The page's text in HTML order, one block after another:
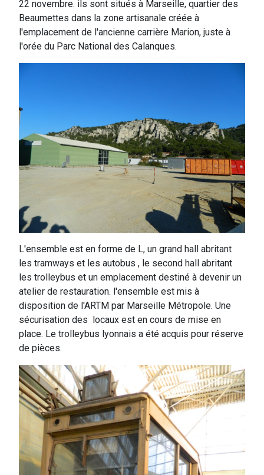
22 novembre. ils sont situés à Marseille, quartier des
Beaumettes dans la zone artisanale créée à
l'emplacement de l'ancienne carrière Marion, juste à
l'orée du Parc National des Calanques.
L'ensemble est en forme de L, un grand hall abritant
les tramways et les autobus , le second hall abritant
les trolleybus et un emplacement destiné à devenir un
atelier de restauration. l'ensemble est mis à
disposition de l'ARTM par Marseille Métropole. Une
sécurisation des locaux est en cours de mise en
place. Le trolleybus lyonnais a été acquis pour réserve
de pièces.